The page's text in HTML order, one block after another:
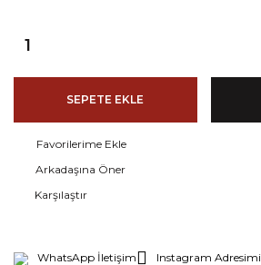
SEPETE EKLE
Arkadaşına Öner
Karşılaştır
WhatsApp İletişim Instagram Adresimi